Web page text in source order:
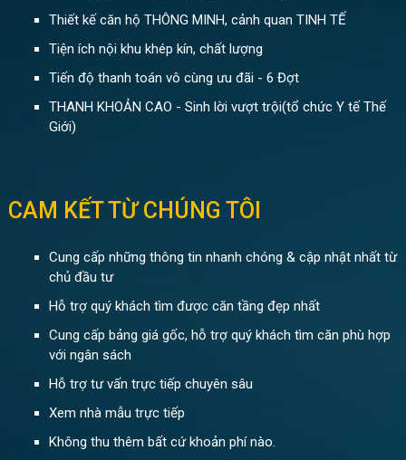
Thiết kế căn hộ THÔNG MINH, cảnh quan TINH TẾ
Tiện ích nội khu khép kín, chất lượng
Tiến độ thanh toán vô cùng ưu đãi - 6 Đợt
THANH KHOẢN CAO - Sinh lời vượt trội(tổ chức Y tế Thế
Giới)
CAM KẾT TỪ CHÚNG TÔI
Cung cấp những thông tin nhanh chóng & cập nhật nhất từ
chủ đầu tư
Hỗ trợ quý khách tìm được căn tầng đẹp nhất
Cung cấp bảng giá gốc, hỗ trợ quý khách tìm căn phù hợp
với ngân sách
Hỗ trợ tư vấn trực tiếp chuyên sâu
Xem nhà mẫu trực tiếp
Không thu thêm bất cứ khoản phí nào.